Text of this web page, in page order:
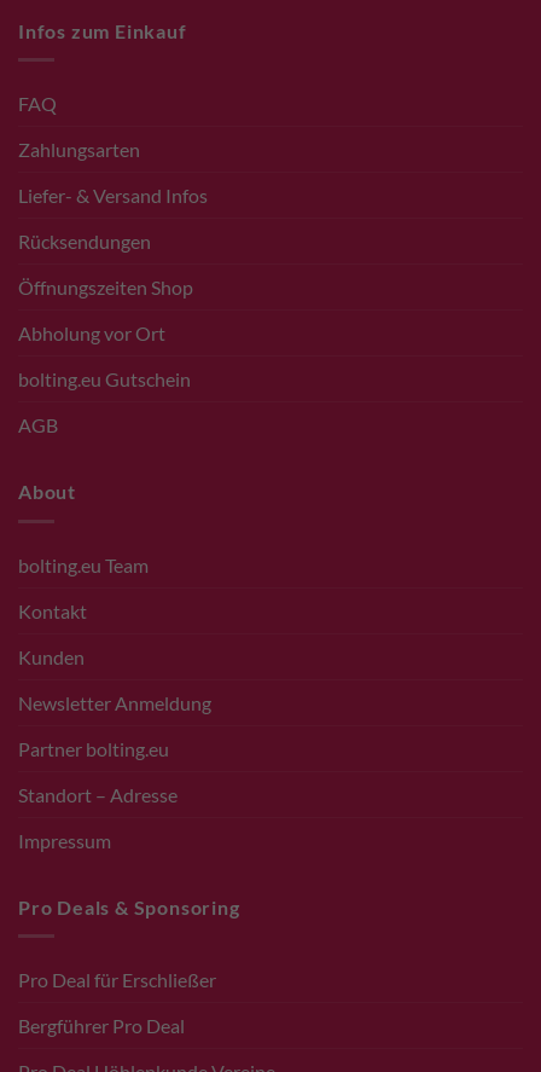
Infos zum Einkauf
FAQ
Zahlungsarten
Liefer- & Versand Infos
Rücksendungen
Öffnungszeiten Shop
Abholung vor Ort
bolting.eu Gutschein
AGB
About
bolting.eu Team
Kontakt
Kunden
Newsletter Anmeldung
Partner bolting.eu
Standort – Adresse
Impressum
Pro Deals & Sponsoring
Pro Deal für Erschließer
Bergführer Pro Deal